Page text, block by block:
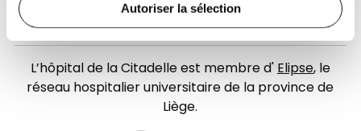
Autoriser la sélection
FAQ
L’hôpital de la Citadelle est membre d'Elipse, le
réseau hospitalier universitaire de la province de
Liège.